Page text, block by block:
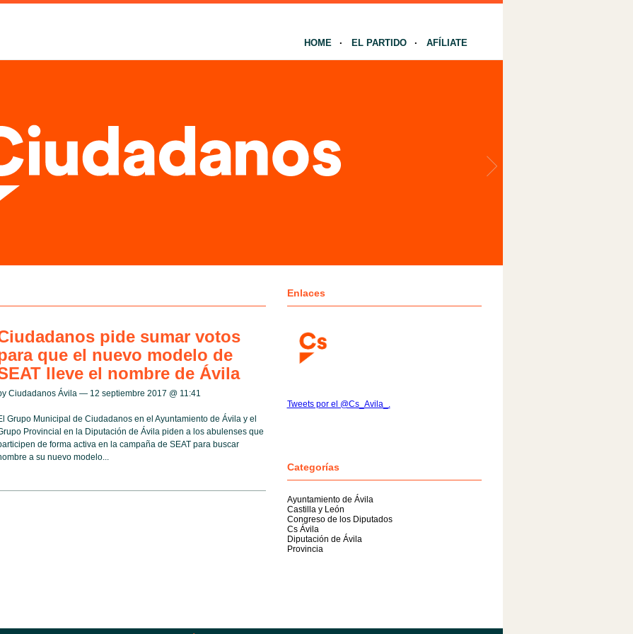
HOME EL PARTIDO AFÍLIATE
pide sumar votos
que el nuevo modelo de
lleve el nombre de Ávila
Ciudadanos Ávila — 12 septiembre 2017 @ 11:41
Grupo Municipal de Ciudadanos en el Ayuntamiento de Ávila y el
Provincial en la Diputación de Ávila piden a los abulenses que
de forma activa en la campaña de SEAT para buscar
a su nuevo modelo...
Enlaces
Tweets por el @Cs_Avila_.
Categorías
Ayuntamiento de Ávila
Castilla y León
Congreso de los Diputados
Cs Ávila
Diputación de Ávila
Provincia